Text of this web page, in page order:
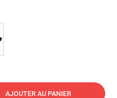
AJOUTER AU PANIER